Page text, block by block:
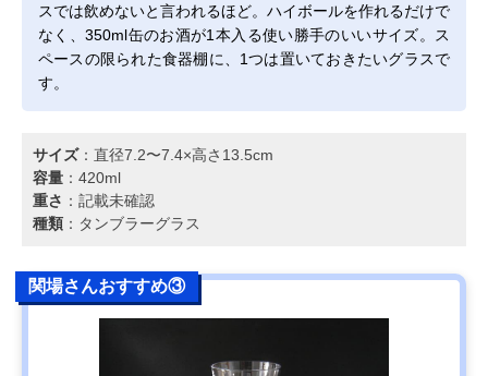
スでは飲めないと言われるほど。ハイボールを作れるだけで
なく、350ml缶のお酒が1本入る使い勝手のいいサイズ。ス
ペースの限られた食器棚に、1つは置いておきたいグラスで
す。
サイズ：直径7.2〜7.4×高さ13.5cm
容量 ：420ml
重さ ：記載未確認
種類 ：タンブラーグラス
関場さんおすすめ③